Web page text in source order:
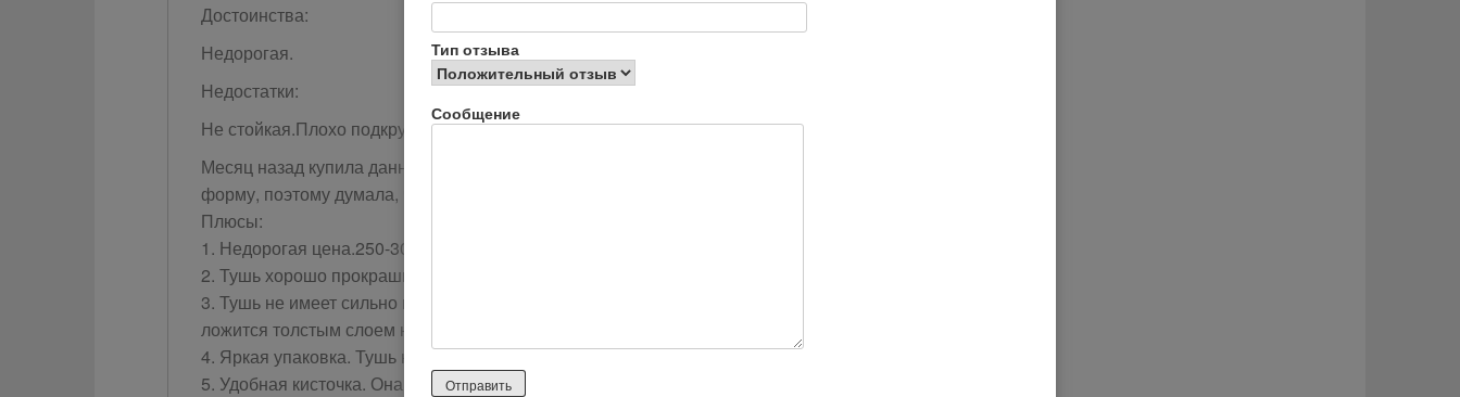
Достоинства:
Недорогая.
Недостатки:
Не стойкая.Плохо подкручивает ресницы.
Месяц назад купила данную тушь. Щёточка мне показалась хорошей. Она имеет изогнутую
форму, поэтому думала, что будет хорошо подкручивать реснички! Но увы!
Плюсы:
1. Недорогая цена.250-300 рублей.
2. Тушь хорошо прокрашивает ресницы. Нет комочков.
3. Тушь не имеет сильно густой текстуры. Тушь не ложится комками на ресницы. Не
ложится толстым слоем на ресницы.
4. Яркая упаковка. Тушь не затеряется в сумочке или косметичке.
5. Удобная кисточка. Она небольшого размера и ей удобно прокрашивать ресницы.
Тип отзыва
Сообщение